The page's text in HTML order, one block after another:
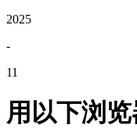
2025
-
11
用以下浏